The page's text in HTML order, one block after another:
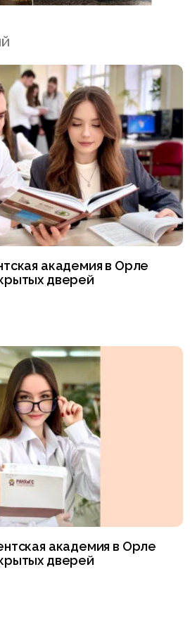
академия в Орле
дверей
академия в Орле
дверей